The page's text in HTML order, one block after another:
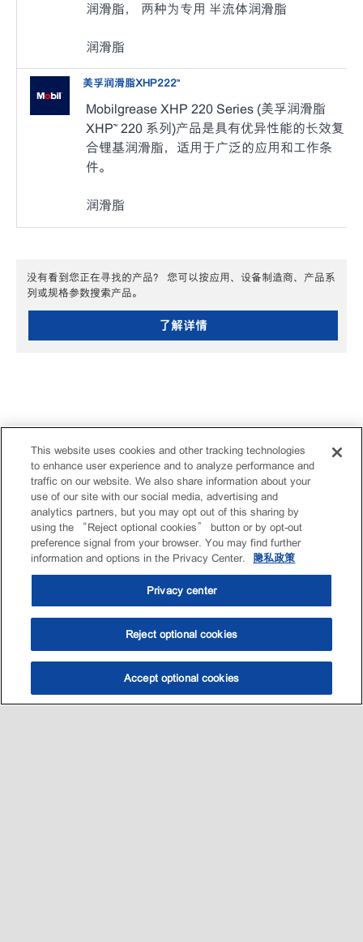
选油助手 查找门店
润滑脂， 两种为专用 半流体润滑脂
润滑脂
美孚润滑脂XHP222™
Mobilgrease XHP 220 Series (美孚润滑脂
XHP™ 220 系列)产品是具有优异性能的长效复
合锂基润滑脂，适用于广泛的应用和工作条
件。
润滑脂
没有看到您正在寻找的产品？ 您可以按应用、设备制造商、产品系
列或规格参数搜索产品。
了解详情
This website uses cookies and other tracking technologies
to enhance user experience and to analyze performance and
traffic on our website. We also share information about your
use of our site with our social media, advertising and
analytics partners, but you may opt out of this sharing by
using the “Reject optional cookies” button or by opt-out
preference signal from your browser. You may find further
information and options in the Privacy Center.
隐私政策
Privacy center
Reject optional cookies
Accept optional cookies